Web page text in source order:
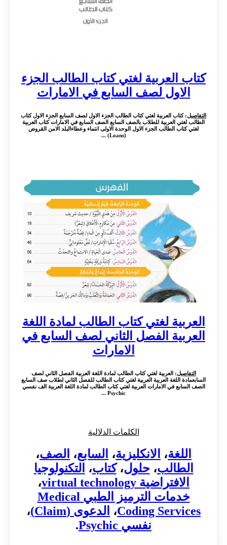
كتاب العربية لغتي كتاب الطالب الجزء
الاول لصف السابع في الامارات
التفاصيل: كتاب العربية لغتي كتاب الطالب الجزء الاول لصف السابع الجزء الاول كتاب
الطالب لغتي العربية للطلاب بالصف السابع الصف السابع في الامارات كتاب العربية
لغتي كتاب الطالب الجزء الاول الوحدة الاولى انتماء وعطاءالبلد الامن القروض
(Loans) ...
العربية لغتي كتاب الطالب لمادة اللغة
العربية الفصل الثاني لصف السابع في
الامارات
التفاصيل: العربية لغتي كتاب الطالب لمادة اللغة العربية الفصل الثاني لصف
السابعمادة اللغة العربية العربية لغتي كتاب الطالب للفصل الثاني لطلاب صف السابع
الصف السابع في الامارات العربية لغتي كتاب الطالب لمادة اللغة العربية الف نفسي
Psychic ...
الكلمات الدلالية
اللغة، الانكليزية، السابع، الصف،
الطالب، حلول،كتاب،
التكنولوجيا
الافتراضية virtual technology
،
خدمات الترميز الطبي Medical
Coding Services، الدعوى (Claim)
،
نفسي Psychic
.